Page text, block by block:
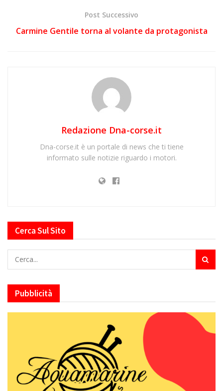
Post Successivo
Carmine Gentile torna al volante da protagonista
Redazione Dna-corse.it
Dna-corse.it è un portale di news che ti tiene
informato sulle notizie riguardo i motori.
Cerca Sul Sito
Pubblicità